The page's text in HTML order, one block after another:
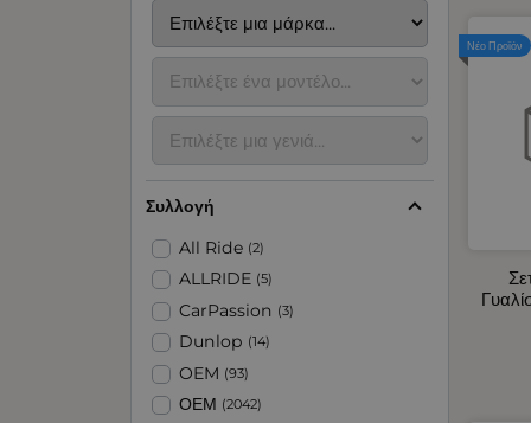
Νέο Προϊόν
Organizer για Πορτμπαγκάζ -
Πλάτης Καθίσματος
Αερόθερμα Αυτοκινήτου
Αναδιπλούμενες Ράμπες -
Ταινίες
Ανεμοθραύστες Αυτοκινήτου
Ανταλλακτικά Πόρτας
Αντλίες και Χωνιά Υγρών
Αξεσουάρ για Ζώνες Ασφαλείας -
Προσκέφαλα Καθίσματος
Αρωματικά Αυτοκινήτου
Ασφάλειες - Ασφαλειοθήκες
Συλλογή
All Ride (2)
ALLRIDE (5)
CarPassion (3)
Dunlop (14)
OEM (93)
ΟΕΜ (2042)